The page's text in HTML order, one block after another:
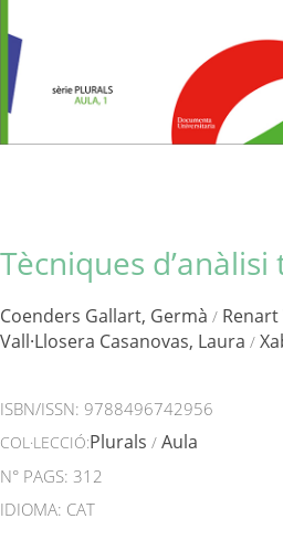
Tècniques
Coenders Gallart, Germà / Renart
Vall·Llosera Casanovas, Laura /
ISBN/ISSN: 9788496742956
COL·LECCIÓ:Plurals / Aula
N° PAGS: 312
IDIOMA: CAT